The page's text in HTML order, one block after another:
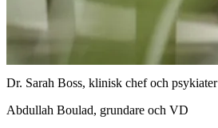
Dr. Sarah Boss, klinisk chef och psykiater
Abdullah Boulad, grundare och VD